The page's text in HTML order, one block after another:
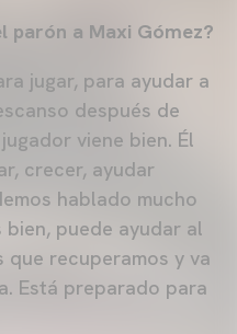
parón a Maxi Gómez?
jugar, para ayudar a
después de
viene bien. Él
crecer, ayudar
hablado mucho
puede ayudar al
que recuperamos y va
Está preparado para